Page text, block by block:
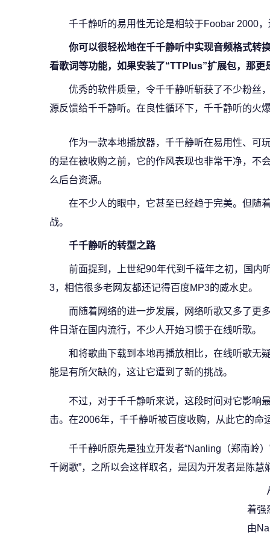
千千静听的易用性无论是相较于Foobar 2000
你可以很轻松地在千千静听中实现音频格式转
看歌词等功能，如果安装了“TTPlus”扩展包，那
优秀的软件质量，令千千静听斩获了不少粉丝
源反馈给千千静听。在良性循环下，千千静听的火
作为一款本地播放器，千千静听在易用性、可
的是在被收购之前，它的作风表现也非常干净，不
么后台资源。
在不少人的眼中，它甚至已经趋于完美。但随
战。
千千静听的转型之路
前面提到，上世纪90年代到千禧年之初，国内
3，相信很多老网友都还记得百度MP3的威水史。
而随着网络的进一步发展，网络听歌又多了更
件日渐在国内流行，不少人开始习惯于在线听歌。
和将歌曲下载到本地再播放相比，在线听歌无
能是有所欠缺的，这让它遭到了新的挑战。
不过，对于千千静听来说，这段时间对它影响
击。在2006年，千千静听被百度收购，从此它的命
千千静听原先是独立开发者“Nanling（郑南岭
千阙歌”，之所以会这样取名，是因为开发者是陈慧
着强
由